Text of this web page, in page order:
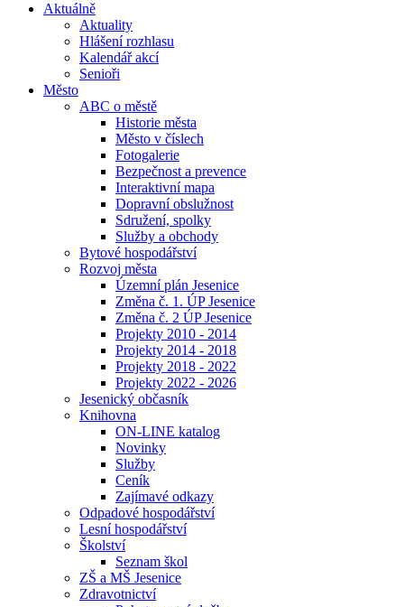
Aktuálně
Aktuality
Hlášení rozhlasu
Kalendář akcí
Senioři
Město
ABC o městě
Historie města
Město v číslech
Fotogalerie
Bezpečnost a prevence
Interaktivní mapa
Dopravní obslužnost
Sdružení, spolky
Služby a obchody
Bytové hospodářství
Rozvoj města
Územní plán Jesenice
Změna č. 1. ÚP Jesenice
Změna č. 2 ÚP Jesenice
Projekty 2010 - 2014
Projekty 2014 - 2018
Projekty 2018 - 2022
Projekty 2022 - 2026
Jesenický občasník
Knihovna
ON-LINE katalog
Novinky
Služby
Ceník
Zajímavé odkazy
Odpadové hospodářství
Lesní hospodářství
Školství
Seznam škol
ZŠ a MŠ Jesenice
Zdravotnictví